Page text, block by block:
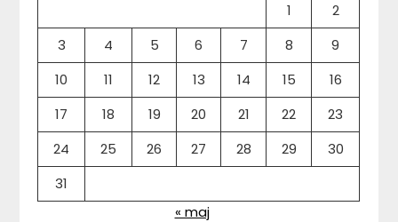
1
2
3
4 5 6 7 8
9
10
11 12 13 14 15
16
17
18 19 20 21 22
23
24
25 26 27 28 29
30
31
« maj